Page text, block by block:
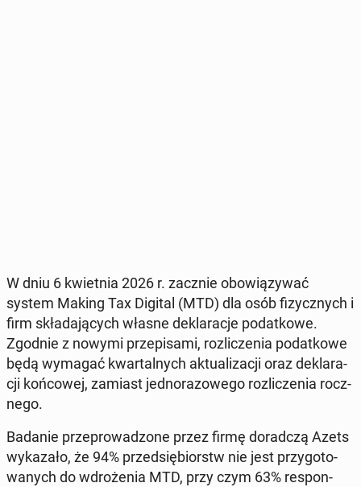
W dniu 6 kwiet­nia 2026 r. zacznie obo­wią­zy­wać
system Making Tax Digital (MTD) dla osób fi­zycz­nych i
firm skła­da­ją­cych własne de­kla­ra­cje po­dat­ko­we.
Zgodnie z nowymi prze­pi­sa­mi, roz­li­cze­nia po­dat­ko­we
będą wymagać kwar­tal­nych ak­tu­ali­za­cji oraz de­kla­ra­
cji koń­co­wej, zamiast jed­no­ra­zo­we­go roz­li­cze­nia rocz­
ne­go.
Badanie prze­pro­wa­dzo­ne przez firmę do­rad­czą Azets
wy­ka­za­ło, że 94% przed­się­biorstw nie jest przy­go­to­
wa­nych do wdro­że­nia MTD, przy czym 63% re­spon­